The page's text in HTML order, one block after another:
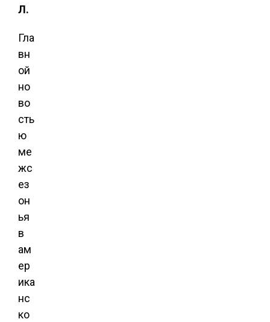
Л.
Гла
вн
ой
но
во
сть
ю
ме
жс
ез
он
ья
в
ам
ер
ика
нс
ко